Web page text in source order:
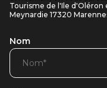
Tourisme de l'Ile d'Oléron
Meynardie 17320
Nom